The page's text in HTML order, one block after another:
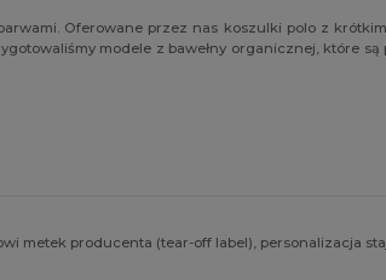
Oferowane przez nas koszulki polo z
modele z bawełny organicznej, które są
metek producenta (tear-off label), personalizacja